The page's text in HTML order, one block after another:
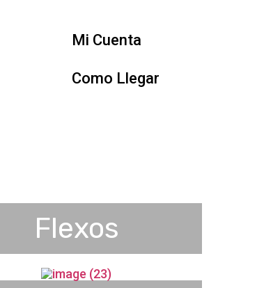
Mi Cuenta
Como Llegar
Flexos